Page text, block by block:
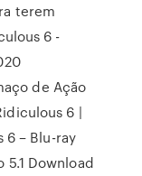
terem
6 -
de Ação
6 |
6 – Blu-ray
Download